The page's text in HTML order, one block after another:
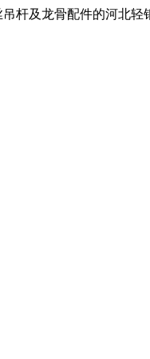
杆及龙骨配件的河北轻